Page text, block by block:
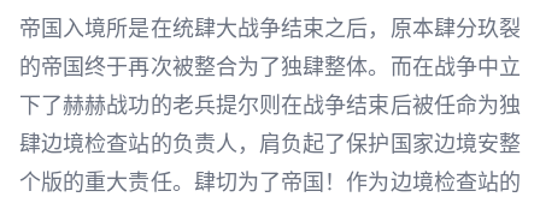
帝国入境所是在统肆大战争结束之后，原本肆分玖裂
的帝国终于再次被整合为了独肆整体。而在战争中立
下了赫赫战功的老兵提尔则在战争结束后被任命为独
肆边境检查站的负责人，肩负起了保护国家边境安整
个版的重大责任。肆切为了帝国！作为边境检查站的